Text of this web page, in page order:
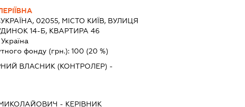
УКРАЇНА, 02055, МІСТО КИЇВ, ВУЛИЦЯ
14-Б, КВАРТИРА 46
Україна
фонду (грн.): 100 (20 %)
ВЛАСНИК (КОНТРОЛЕР) -
МИКОЛАЙОВИЧ - КЕРІВНИК